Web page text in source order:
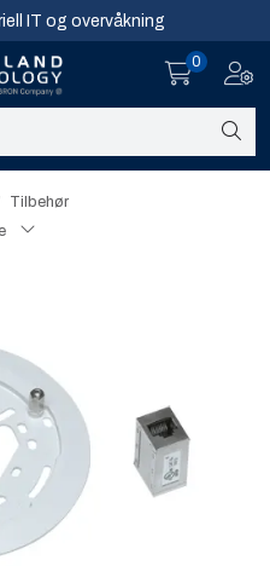
IT og overvåkning
0
Tilbehør